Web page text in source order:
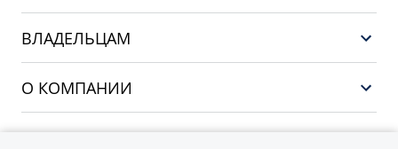
EX5
PREFACE
CITYRAY
ATLAS
ВЛАДЕЛЬЦАМ
О КОМПАНИИ